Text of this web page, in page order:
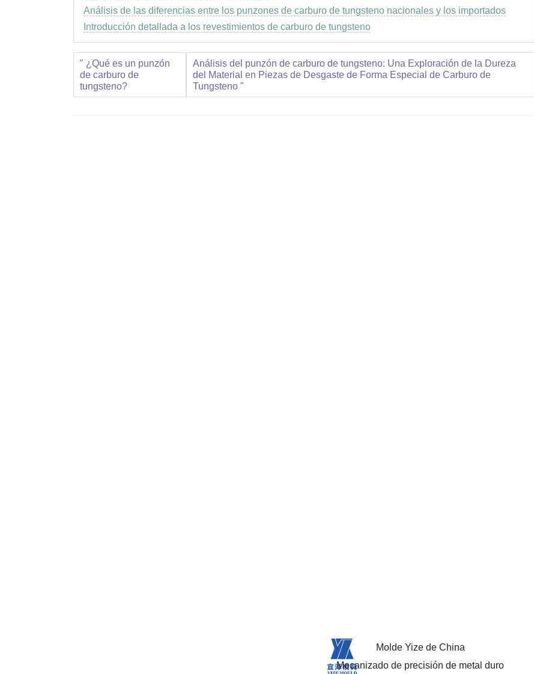
Análisis de las diferencias entre los punzones de carburo de tungsteno nacionales y los importados
Introducción detallada a los revestimientos de carburo de tungsteno
" ¿Qué es un punzón
de carburo de
tungsteno?
Análisis del punzón de carburo de tungsteno: Una Exploración de la Dureza
del Material en Piezas de Desgaste de Forma Especial de Carburo de
Tungsteno "
Molde Yize de China
Mecanizado de precisión de metal duro